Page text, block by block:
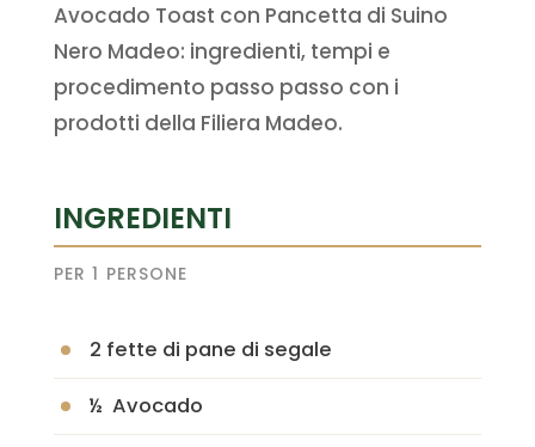
Avocado Toast con Pancetta di Suino
Nero Madeo: ingredienti, tempi e
procedimento passo passo con i
prodotti della Filiera Madeo.
INGREDIENTI
PER 1 PERSONE
2 fette di pane di segale
½ Avocado